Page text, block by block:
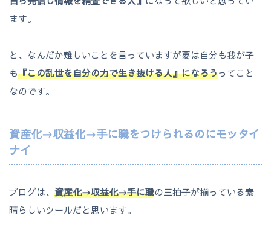
ます。
と、なんだか難しいことを言っていますが要は自分も我が子
も『この乱世を自分の力で生き抜ける人』になろうってこと
なのです。
資産化→収益化→手に職をつけられるのにモッタイ
ナイ
ブログは、 資産化→収益化→手に職の三拍子が揃っている素
晴らしいツールだと思います。